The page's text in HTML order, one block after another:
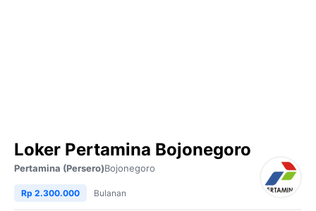
Loker Pertamina Bojonegoro
Pertamina (Persero)Bojonegoro
Rp 2.300.000 Bulanan